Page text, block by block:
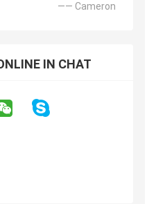
—— Cameron
IN CHAT